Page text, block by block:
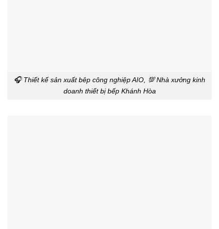
🎧 Thiết kế sản xuất bêp công nghiệp AIO, 💯 Nhà xưởng kinh
doanh thiết bị bếp Khánh Hòa